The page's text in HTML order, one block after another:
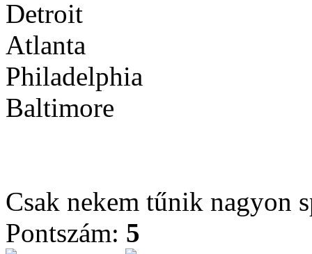
Detroit
Atlanta
Philadelphia
Baltimore
Csak nekem tűnik nagyon
Pontszám: 5